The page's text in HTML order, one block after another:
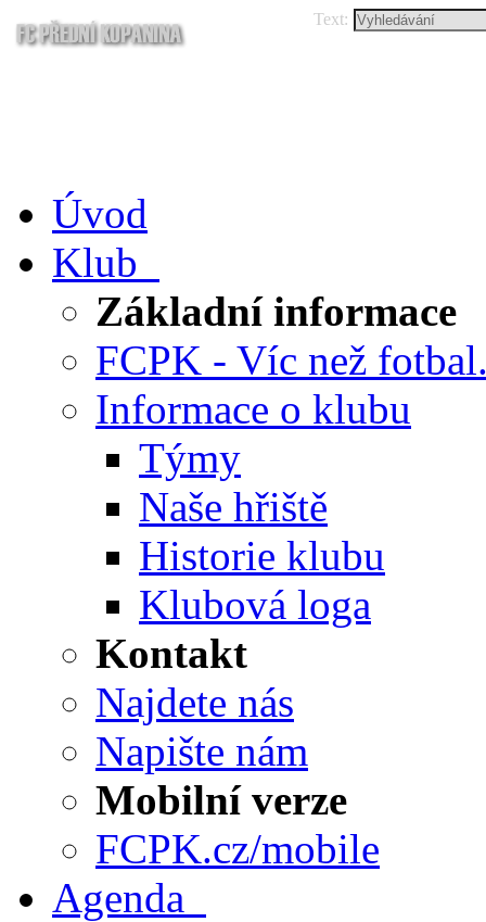
Text:
Úvod
Klub
Základní informace
FCPK - Víc než
Informace o klubu
Týmy
Naše hřiště
Historie klubu
Klubová loga
Kontakt
Najdete nás
Napište nám
Mobilní verze
FCPK.cz/mobile
Agenda